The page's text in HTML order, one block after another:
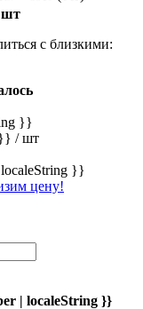
шт
с близкими:
}}
/ шт
}}
цену!
| localeString }}